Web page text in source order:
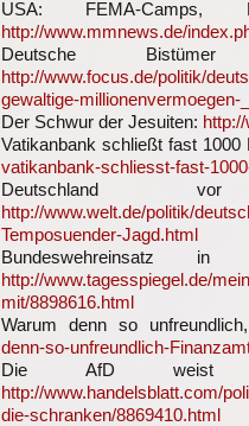
USA: FEMA-Camps,
http://www.mmnews.de/
Deutsche Bistümer
http://www.focus.de/politik/
gewaltige-millionenvermoegen-
Der Schwur der Jesuiten:
Vatikanbank schließt fast 1000
vatikanbank-schliesst-fast-
Deutschland
http://www.welt.de/politik/
Temposuender-Jagd.html
Bundeswehreinsatz
http://www.tagesspiegel.de/
mit/8898616.html
Warum denn so
denn-so-unfreundlich-
Die AfD weist
http://www.handelsblatt.com/
die-schranken/8869410.html